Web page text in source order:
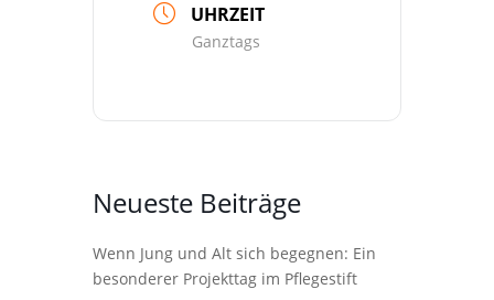
UHRZEIT
Ganztags
Neueste Beiträge
Wenn Jung und Alt sich begegnen: Ein
besonderer Projekttag im Pflegestift